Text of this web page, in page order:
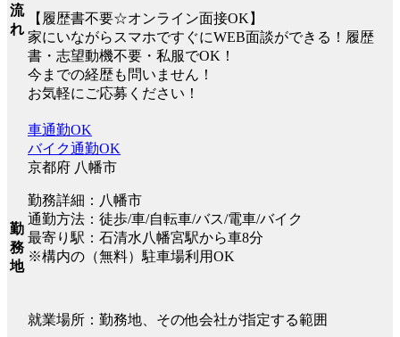
流
れ
【履歴書不要☆オンライン面接OK】
家にいながらスマホですぐにWEB面談ができる！履歴
書・志望動機不要・私服でOK！
今までの経歴も問いません！
お気軽にご応募ください！
勤
務
地
車通勤OK
バイク通勤OK
京都府 八幡市
勤務詳細：八幡市
通勤方法：徒歩/車/自転車/バス/電車/バイク
最寄り駅：石清水八幡宮駅から車8分
※構内の（無料）駐車場利用OK
就業場所：勤務地、その他会社が指定する範囲